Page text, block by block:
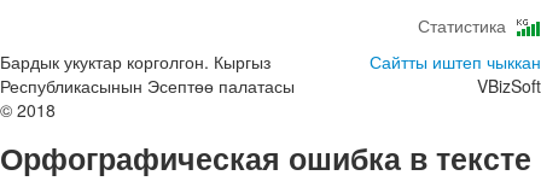
Статистика
Бардык укуктар корголгон. Кыргыз
Республикасынын Эсептөө палатасы
© 2018
Сайтты иштеп чыккан
VBizSoft
Орфографическая ошибка в тексте